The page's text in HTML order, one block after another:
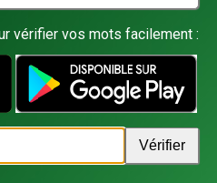
vérifier vos mots facilement :